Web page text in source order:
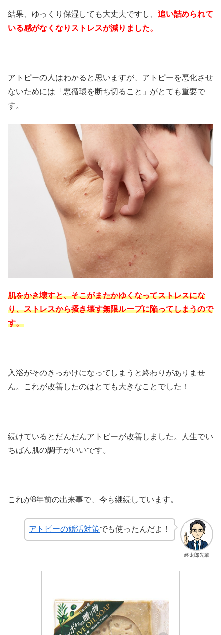
結果、ゆっくり保湿しても大丈夫ですし、 追い詰められて
いる感がなくなりストレスが減りました。
アトピーの人はわかると思いますが、アトピーを悪化させ
ないためには「悪循環を断ち切ること」がとても重要で
す。
肌をかき壊すと、そこがまたかゆくなってストレスにな
り、ストレスから掻き壊す無限ループに陥ってしまうので
す。
入浴がそのきっかけになってしまうと終わりがありませ
ん。これが改善したのはとても大きなことでした！
続けているとだんだんアトピーが改善しました。人生でい
ちばん肌の調子がいいです。
これが8年前の出来事で、今も継続しています。
終太郎先輩
アトピーの婚活対策でも使ったんだよ！